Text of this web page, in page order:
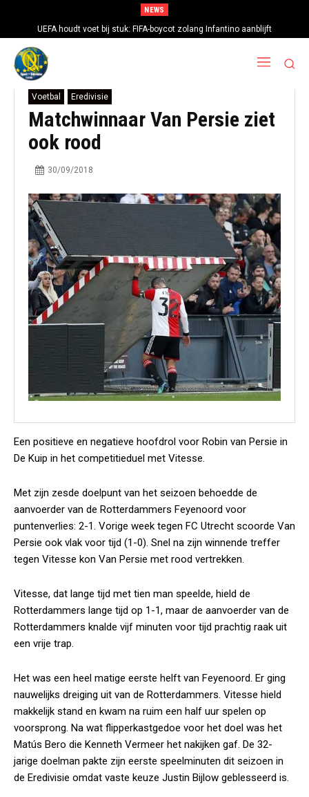
NEWS
UEFA houdt voet bij stuk: FIFA-boycot zolang Infantino aanblijft
Voetbal Eredivisie
Matchwinnaar Van Persie ziet
ook rood
30/09/2018
Een positieve en negatieve hoofdrol voor Robin van Persie in
De Kuip in het competitieduel met Vitesse.
Met zijn zesde doelpunt van het seizoen behoedde de
aanvoerder van de Rotterdammers Feyenoord voor
puntenverlies: 2-1. Vorige week tegen FC Utrecht scoorde Van
Persie ook vlak voor tijd (1-0). Snel na zijn winnende treffer
tegen Vitesse kon Van Persie met rood vertrekken.
Vitesse, dat lange tijd met tien man speelde, hield de
Rotterdammers lange tijd op 1-1, maar de aanvoerder van de
Rotterdammers knalde vijf minuten voor tijd prachtig raak uit
een vrije trap.
Het was een heel matige eerste helft van Feyenoord. Er ging
nauwelijks dreiging uit van de Rotterdammers. Vitesse hield
makkelijk stand en kwam na ruim een half uur spelen op
voorsprong. Na wat flipperkastgedoe voor het doel was het
Matús Bero die Kenneth Vermeer het nakijken gaf. De 32-
jarige doelman pakte zijn eerste speelminuten dit seizoen in
de Eredivisie omdat vaste keuze Justin Bijlow geblesseerd is.